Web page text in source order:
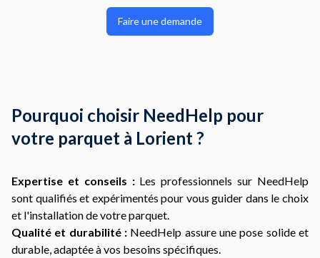
Faire une demande
Pourquoi choisir NeedHelp pour
votre parquet à Lorient ?
Expertise et conseils :Les professionnels sur NeedHelp
sont qualifiés et expérimentés pour vous guider dans le choix
et l'installation de votre parquet.
Qualité et durabilité : NeedHelp assure une pose solide et
durable, adaptée à vos besoins spécifiques.